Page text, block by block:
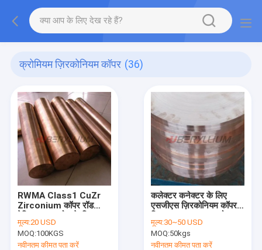
क्रोमियम ज़िरकोनियम कॉपर (36)
RWMA Class1 CuZr
Zirconium कॉपर रॉड
मूल्य:20 USD
MOQ:100KGS
नवीनतम कीमत पता करें
कलेक्टर कनेक्टर के लिए
एसजीएस ज़िरकोनियम कॉपर
प्लेट:
मूल्य:30~50 USD
MOQ:50kgs
नवीनतम कीमत पता करें